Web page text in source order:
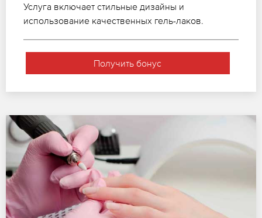
Услуга включает стильные дизайны и
использование качественных гель-лаков.
Получить бонус